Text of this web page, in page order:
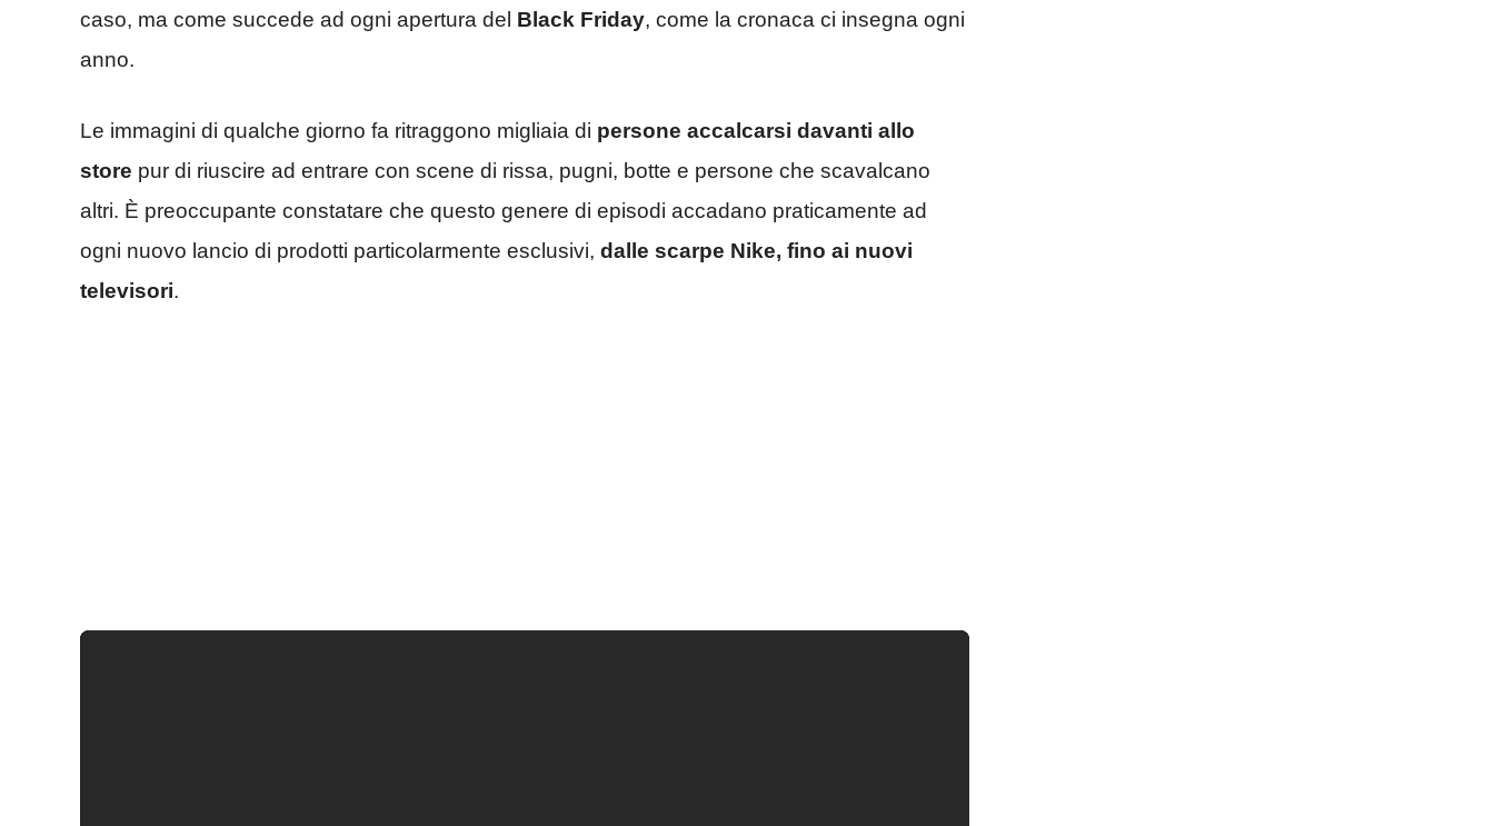
caso, ma come succede ad ogni apertura del Black Friday, come la cronaca ci insegna ogni
anno.
Le immagini di qualche giorno fa ritraggono migliaia di persone accalcarsi davanti allo
store pur di riuscire ad entrare con scene di rissa, pugni, botte e persone che scavalcano
altri. È preoccupante constatare che questo genere di episodi accadano praticamente ad
ogni nuovo lancio di prodotti particolarmente esclusivi, dalle scarpe Nike, fino ai nuovi
televisori.